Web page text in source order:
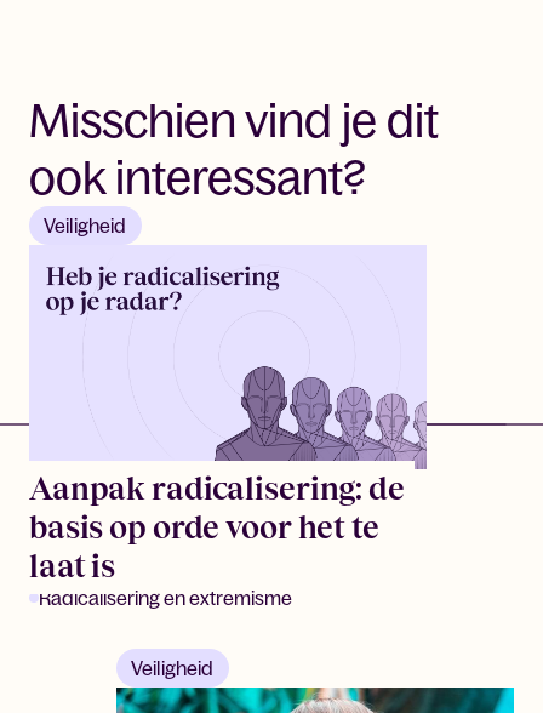
Misschien vind je dit
ook interessant?
Veiligheid
Aanpak radicalisering: de
basis op orde voor het te
laat is
Radicalisering en extremisme
Veiligheid